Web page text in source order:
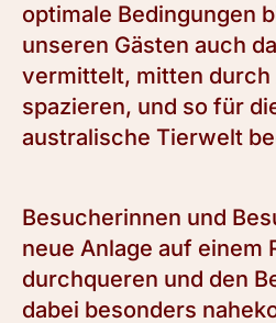
optimale Bedingungen
unseren Gästen auch
vermittelt, mitten durch
spazieren, und so für
australische Tierwelt
Besucherinnen und
neue Anlage auf einem
durchqueren und den
dabei besonders